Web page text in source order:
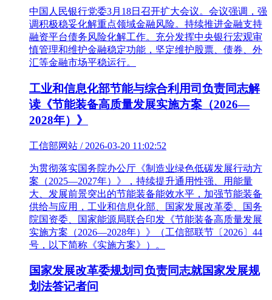
中国人民银行党委3月18日召开扩大会议。会议强调，强
调积极稳妥化解重点领域金融风险。持续推进金融支持
融资平台债务风险化解工作。充分发挥中央银行宏观审
慎管理和维护金融稳定功能，坚定维护股票、债券、外
汇等金融市场平稳运行。
工业和信息化部节能与综合利用司负责同志解
读《节能装备高质量发展实施方案（2026—
2028年）》
工信部网站 / 2026-03-20 11:02:52
为贯彻落实国务院办公厅《制造业绿色低碳发展行动方
案（2025—2027年）》，持续提升通用性强、用能量
大、发展前景突出的节能装备能效水平，加强节能装备
供给与应用，工业和信息化部、国家发展改革委、国务
院国资委、国家能源局联合印发《节能装备高质量发展
实施方案（2026—2028年）》（工信部联节〔2026〕44
号，以下简称《实施方案》）。
国家发展改革委规划司负责同志就国家发展规
划法答记者问